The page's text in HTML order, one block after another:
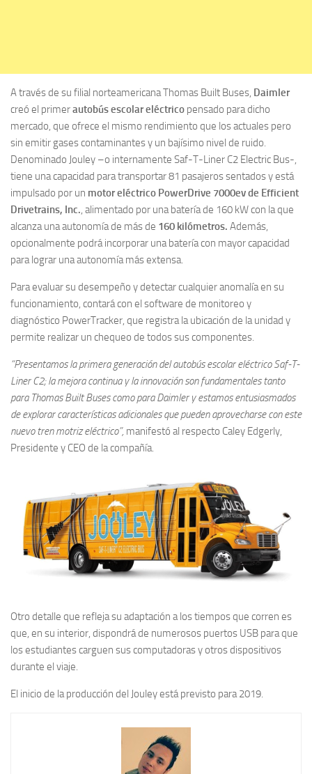
A través de su filial norteamericana Thomas Built Buses, Daimler
creó el primerautobús escolar eléctrico pensado para dicho
mercado, que ofrece el mismo rendimiento que los actuales pero
sin emitir gases contaminantes y un bajísimo nivel de ruido.
Denominado Jouley –o internamente Saf-T-Liner C2 Electric Bus-,
tiene una capacidad para transportar 81 pasajeros sentados y está
impulsado por un motor eléctrico PowerDrive 7000ev de Efficient
Drivetrains, Inc., alimentado por una batería de 160 kW con la que
alcanza una autonomía de más de 160 kilómetros. Además,
opcionalmente podrá incorporar una batería con mayor capacidad
para lograr una autonomía más extensa.
Para evaluar su desempeño y detectar cualquier anomalía en su
funcionamiento, contará con el software de monitoreo y
diagnóstico PowerTracker, que registra la ubicación de la unidad y
permite realizar un chequeo de todos sus componentes.
“Presentamos la primera generación del autobús escolar eléctrico Saf-T-
Liner C2; la mejora continua y la innovación son fundamentales tanto
para Thomas Built Buses como para Daimler y estamos entusiasmados
de explorar características adicionales que pueden aprovecharse con este
nuevo tren motriz eléctrico”, manifestó al respecto Caley Edgerly,
Presidente y CEO de la compañía.
Otro detalle que refleja su adaptación a los tiempos que corren es
que, en su interior, dispondrá de numerosos puertos USB para que
los estudiantes carguen sus computadoras y otros dispositivos
durante el viaje.
El inicio de la producción del Jouley está previsto para 2019.